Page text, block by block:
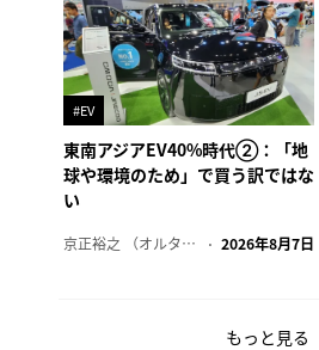
#EV
東南アジアEV40%時代②：「地
球や環境のため」で買う訳ではな
い
京正裕之 （オルタナ副編集長） 2026年8月7日
もっと見る